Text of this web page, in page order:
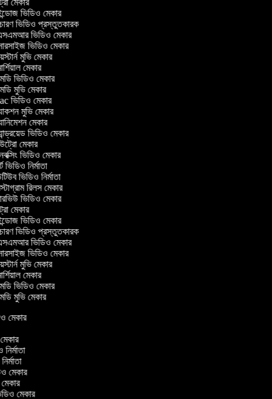
মেকার
ভিডিও মেকার
ভিডিও প্রস্তুতকারক
ভিডিও মেকার
ভিডিও মেকার
মুভি মেকার
মেকার
ভিডিও মেকার
মুভি মেকার
ভিডিও মেকার
মুভি মেকার
মেকার
ভিডিও মেকার
মেকার
ভিডিও মেকার
নির্মাতা
ভিডিও নির্মাতা
রিলস মেকার
ভিডিও মেকার
মেকার
ভিডিও মেকার
ভিডিও প্রস্তুতকারক
ভিডিও মেকার
ভিডিও মেকার
মুভি মেকার
মেকার
ভিডিও মেকার
মুভি মেকার
মেকার
নির্মাতা
মেকার
মেকার
মেকার